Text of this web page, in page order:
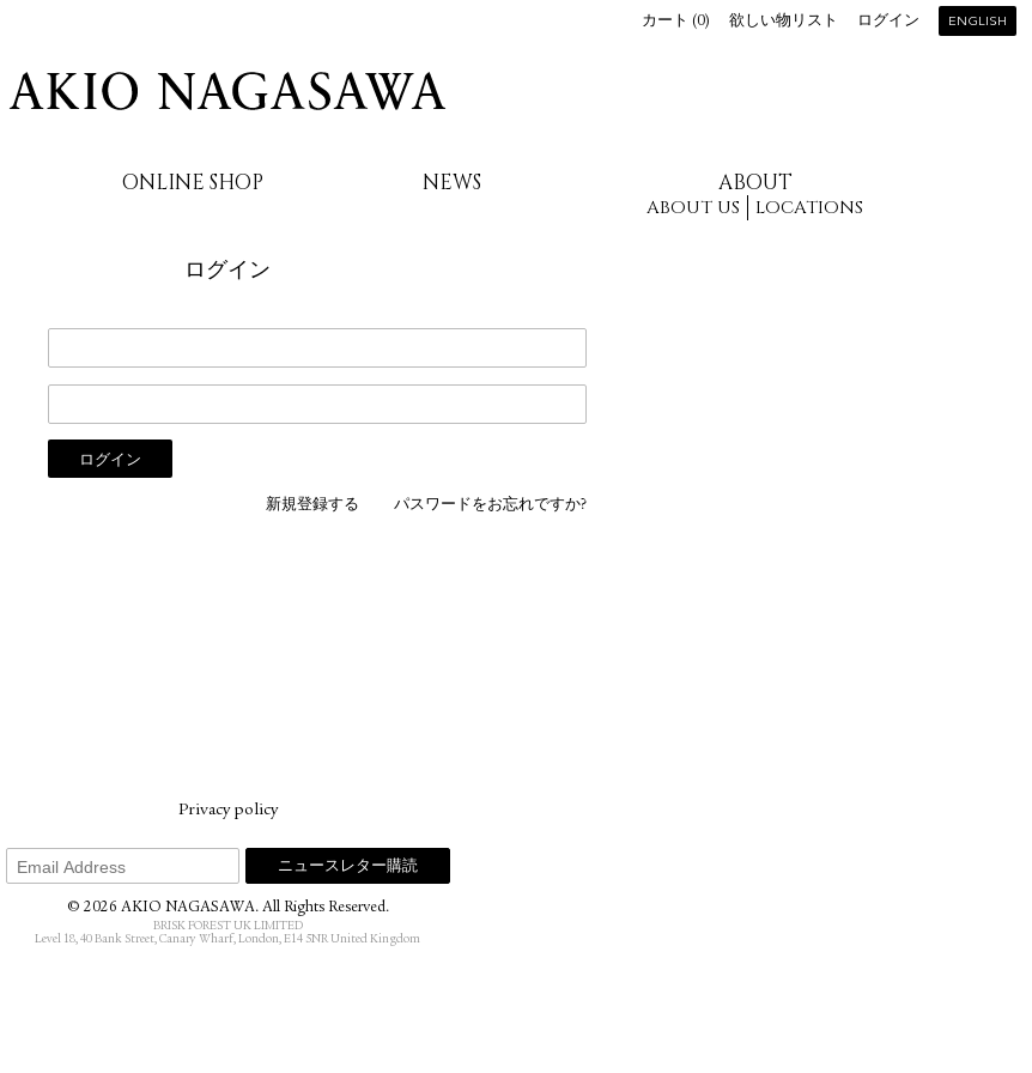
ONLINE SHOP NEWS ABOUT
ABOUT US LOCATIONS
カート (0) 欲しい物リスト ログイン ENGLISH
ログイン
新規登録する パスワードをお忘れですか?
Privacy policy
© 2026 AKIO NAGASAWA. All Rights Reserved.
BRISK FOREST UK LIMITED
Level 18, 40 Bank Street, Canary Wharf, London, E14 5NR United Kingdom